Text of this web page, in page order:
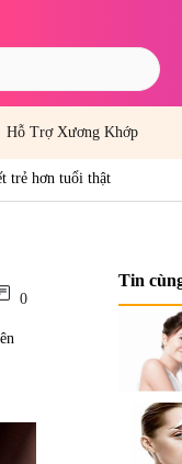
Hỗ Trợ Xương Khớp
trẻ hơn tuổi thật
0
Tin